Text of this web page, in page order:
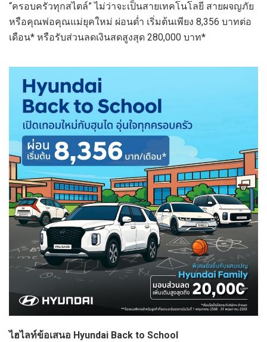
“ครอบครัวทุกสไตล์” ไม่ว่าจะเป็นสายเทคโนโลยี สายผจญภัย
หรือคุณพ่อคุณแม่ยุคใหม่ ผ่อนต่ำ เริ่มต้นเพียง 8,356 บาทต่อ
เดือน* หรือรับส่วนลดเงินสดสูงสุด 280,000 บาท*
ไฮไลท์ข้อเสนอ Hyundai Back to School